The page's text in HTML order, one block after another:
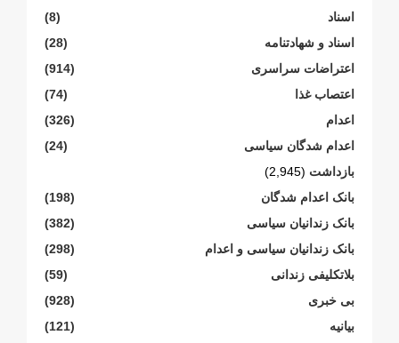
اسناد
(8)
اسناد و شهادتنامە
(28)
اعتراضات سراسری
(914)
اعتصاب غذا
(74)
اعدام
(326)
اعدام شدگان سیاسی
(24)
بازداشت (2,945)
بانک اعدام شدگان
(198)
بانک زندانیان سیاسی
(382)
بانک زندانیان سیاسی و اعدام
(298)
بلاتکلیفی زندانی
(59)
بی خبری
(928)
بیانیە
(121)